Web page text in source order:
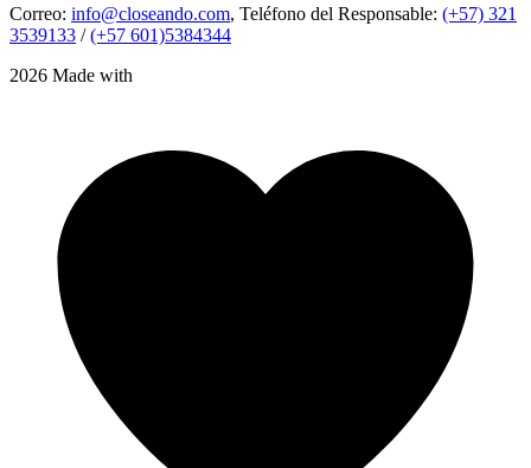
Correo: info@closeando.com, Teléfono del Responsable: (+57) 321
3539133 /(+57 601)5384344
2026 Made with